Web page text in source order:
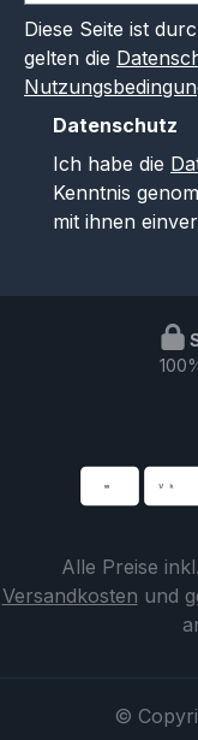
Diese Seite ist
gelten die
Datenschutz
Ich habe die
Kenntnis
mit ihnen
Alle Preise
Versandkosten und
©